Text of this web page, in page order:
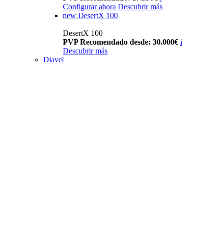
Configurar ahora Descubrir más
new DesertX 100
DesertX 100
PVP Recomendado desde: 30.000€ i
Descubrir más
Diavel